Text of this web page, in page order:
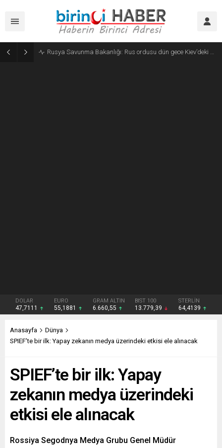
Kolombiya’nın yeni Cumhurbaşkanı De La Espriella göreve başladı: ABD’den 1 milyar dolarlık güvenlik yardımı
DOLAR
47,7111
EURO
55,1881
GRAM ALTIN
6.660,55
BIST 100
13.779,39
STERLİN
64,4139
Anasayfa
Dünya
SPIEF’te bir ilk: Yapay zekanın medya üzerindeki etkisi ele alınacak
SPIEF’te bir ilk: Yapay
zekanın medya üzerindeki
etkisi ele alınacak
Rossiya Segodnya Medya Grubu Genel Müdür